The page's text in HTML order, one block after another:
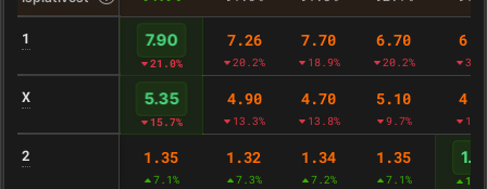
1 7.90
21.0%
7.26
20.2%
7.70
18.9%
6.70
20.2%
X 5.35
15.7%
4.90
13.3%
4.70
13.8%
5.10
9.7%
2 1.35
7.1%
1.32
7.3%
1.34
7.2%
1.35
7.1%